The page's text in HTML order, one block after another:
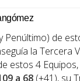
Penúltimo) de
la Tercera
estos 4
a 68 (+41), su